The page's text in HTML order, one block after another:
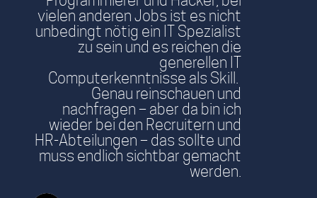
vielen anderen Jobs ist es nicht
unbedingt nötig ein IT Spezialist
zu sein und es reichen die
generellen IT
Computerkenntnisse als Skill.
Genau reinschauen und
nachfragen – aber da bin ich
wieder bei den Recruitern und
HR-Abteilungen – das sollte und
muss endlich sichtbar gemacht
werden.